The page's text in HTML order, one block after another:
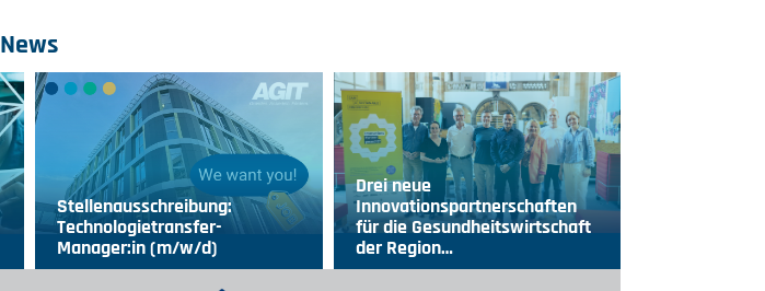
News
Stellenausschreibung:
Technologietransfer-
Manager:in (m/w/d)
Drei neue
Innovationspartnerschaften
für die Gesundheitswirtschaft
der Region…